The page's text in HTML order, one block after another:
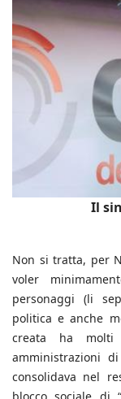
Il
Non si tratta, per
voler
personaggi (li
politica e anche
creata ha
amministrazioni
consolidava nel